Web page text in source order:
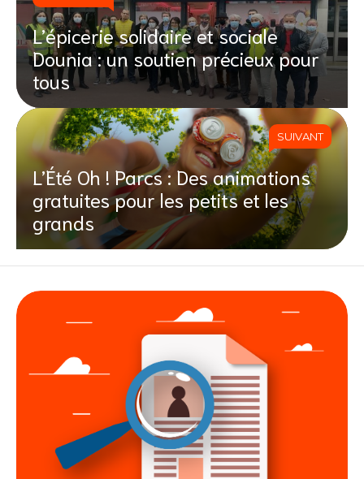
L’épicerie solidaire et sociale
Dounia : un soutien précieux pour
tous
SUIVANT
L’Été Oh ! Parcs : Des animations
gratuites pour les petits et les
grands